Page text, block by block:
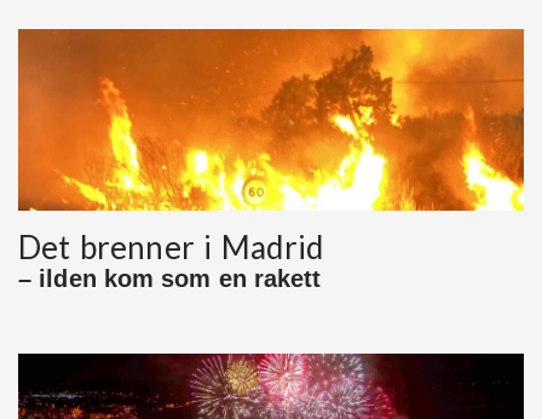
Det brenner i Madrid
– ilden kom som en rakett